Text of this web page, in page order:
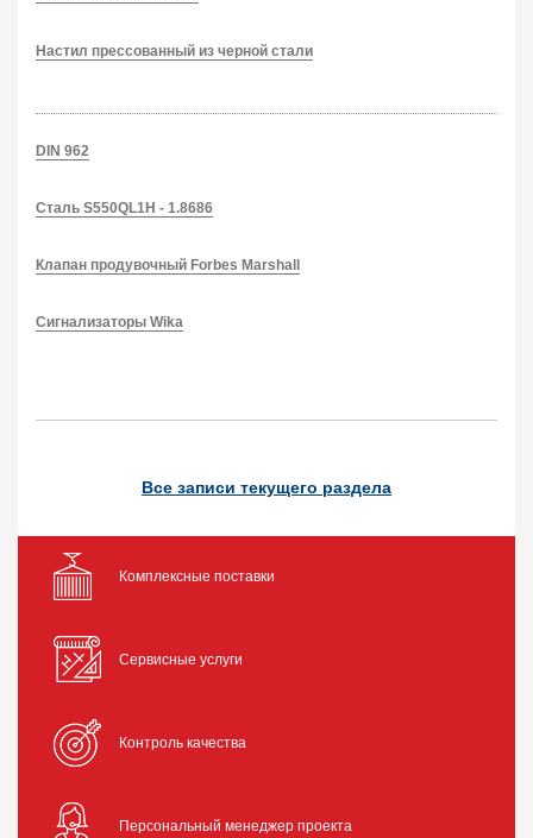
Настил прессованный из черной стали
DIN 962
Сталь S550QL1H - 1.8686
Клапан продувочный Forbes Marshall
Сигнализаторы Wika
Все записи текущего раздела
Комплексные поставки
Сервисные услуги
Контроль качества
Персональный менеджер проекта